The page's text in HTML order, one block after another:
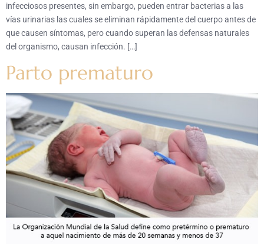
infecciosos presentes, sin embargo, pueden entrar bacterias a las
vías urinarias las cuales se eliminan rápidamente del cuerpo antes de
que causen síntomas, pero cuando superan las defensas naturales
del organismo, causan infección. […]
Parto prematuro